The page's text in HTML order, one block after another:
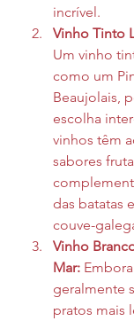
incrível.
Vinho Tinto
Um vinho
como um
Beaujolais,
escolha
vinhos têm
sabores
das batatas
couve-
Vinho
Mar:
geralmente
pratos mais